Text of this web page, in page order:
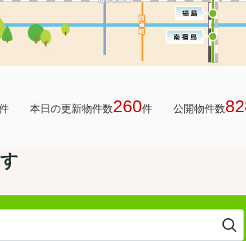
本日の更新物件数260件 公開物件数